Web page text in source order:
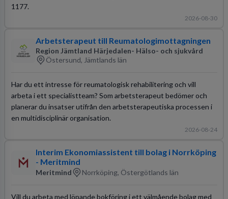
1177.
2026-08-30
Arbetsterapeut till Reumatologimottagningen
Region Jämtland Härjedalen- Hälso- och sjukvård
Östersund, Jämtlands län
Har du ett intresse för reumatologisk rehabilitering och vill
arbeta i ett specialistteam? Som arbetsterapeut bedömer och
planerar du insatser utifrån den arbetsterapeutiska processen i
en multidisciplinär organisation.
2026-08-24
Interim Ekonomiassistent till bolag i Norrköping
- Meritmind
Meritmind Norrköping, Östergötlands län
Vill du arbeta med löpande bokföring i ett välmående bolag med